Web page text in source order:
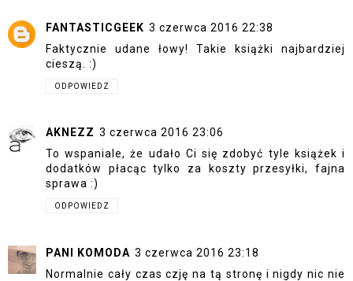
FANTASTICGEEK 3 czerwca 2016 22:38
Faktycznie udane łowy! Takie książki najbardziej
cieszą. :)
ODPOWIEDZ
AKNEZZ 3 czerwca 2016 23:06
To wspaniale, że udało Ci się zdobyć tyle książek i
dodatków płacąc tylko za koszty przesyłki, fajna
sprawa :)
ODPOWIEDZ
PANI KOMODA 3 czerwca 2016 23:18
Normalnie cały czas czję na tą stronę i nigdy nic nie